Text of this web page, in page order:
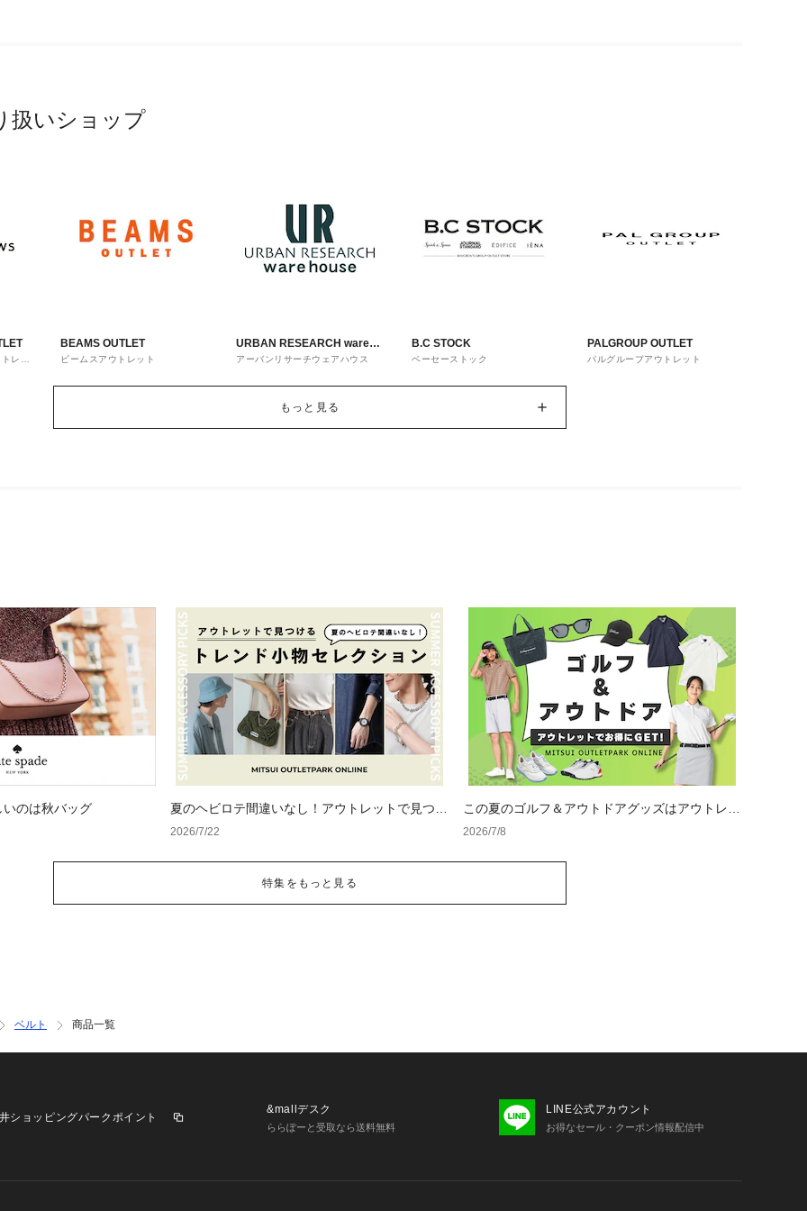
扱いショップ
レッ
BEAMS OUTLET
ビームスアウトレット
URBAN RESEARCH ware
house
アーバンリサーチウェアハウス
B.C STOCK
ベーセーストック
PALGROUP OUTLET
パルグループアウトレット
もっと見る
のは秋バッグ
夏のヘビロテ間違いなし！アウトレットで見つけ
るトレンド小物セレクション
2026/7/22
この夏のゴルフ＆アウトドアグッズはアウトレッ
トでお得に揃えよう♪
2026/7/8
特集をもっと見る
ベルト 商品一覧
ショッピングパークポイント
&mallデスク
ららぽーと受取なら送料無料
LINE公式アカウント
お得なセール・クーポン情報配信中